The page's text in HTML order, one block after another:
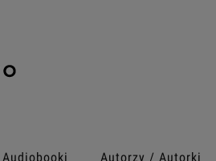
Audiobooki Autorzy / Autorki